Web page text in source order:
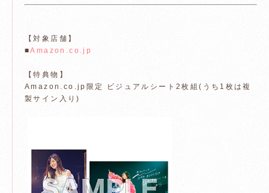
【対象店舗】
■Amazon.co.jp
【特典物】
Amazon.co.jp限定 ビジュアルシート2枚組(うち1枚は複
製サイン入り)